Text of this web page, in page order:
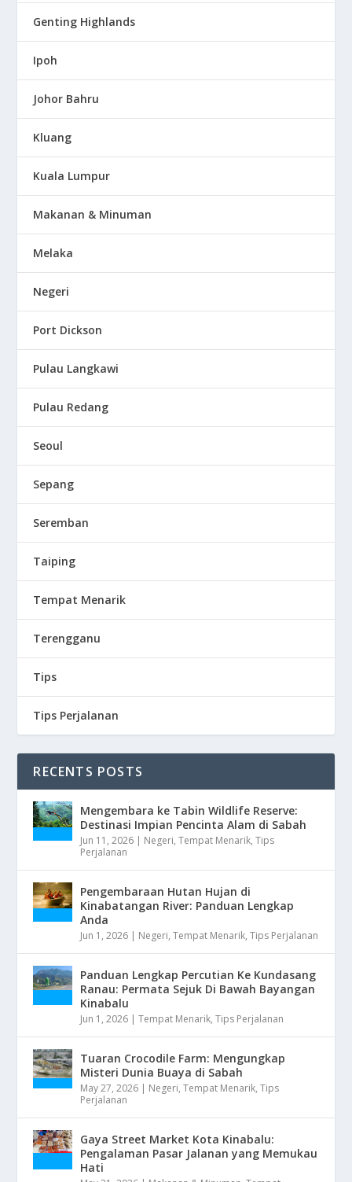
Genting Highlands
Ipoh
Johor Bahru
Kluang
Kuala Lumpur
Makanan & Minuman
Melaka
Negeri
Port Dickson
Pulau Langkawi
Pulau Redang
Seoul
Sepang
Seremban
Taiping
Tempat Menarik
Terengganu
Tips
Tips Perjalanan
RECENTS POSTS
Mengembara ke Tabin Wildlife Reserve:
Destinasi Impian Pencinta Alam di Sabah
Jun 11, 2026 | Negeri,Tempat Menarik,Tips
Perjalanan
Pengembaraan Hutan Hujan di
Kinabatangan River: Panduan Lengkap
Anda
Jun 1, 2026 | Negeri,Tempat Menarik,Tips Perjalanan
Panduan Lengkap Percutian Ke Kundasang
Ranau: Permata Sejuk Di Bawah Bayangan
Kinabalu
Jun 1, 2026 |Tempat Menarik,Tips Perjalanan
Tuaran Crocodile Farm: Mengungkap
Misteri Dunia Buaya di Sabah
May 27, 2026 | Negeri,Tempat Menarik,Tips
Perjalanan
Gaya Street Market Kota Kinabalu:
Pengalaman Pasar Jalanan yang Memukau
Hati